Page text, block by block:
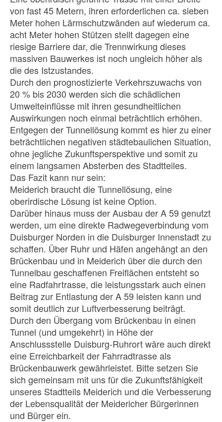
von fast 45 Metern, ihren erforderlichen ca. sieben
Meter hohen Lärmschutzwänden auf wiederum ca.
acht Meter hohen Stützen stellt dagegen eine
riesige Barriere dar, die Trennwirkung dieses
massiven Bauwerkes ist noch ungleich höher als
die des Istzustandes.
Durch den prognostizierte Verkehrszuwachs von
20 % bis 2030 werden sich die schädlichen
Umwelteinflüsse mit ihren gesundheitlichen
Auswirkungen noch einmal beträchtlich erhöhen.
Entgegen der Tunnellösung kommt es hier zu einer
beträchtlichen negativen städtebaulichen Situation,
ohne jegliche Zukunftsperspektive und somit zu
einem langsamen Absterben des Stadtteiles.
Das Fazit kann nur sein:
Meiderich braucht die Tunnellösung, eine
oberirdische Lösung ist keine Option.
Darüber hinaus muss der Ausbau der A 59 genutzt
werden, um eine direkte Radwegeverbindung vom
Duisburger Norden in die Duisburger Innenstadt zu
schaffen. Über Ruhr und Häfen angehängt an den
Brückenbau und in Meiderich über die durch den
Tunnelbau geschaffenen Freiflächen entsteht so
eine Radfahrtrasse, die leistungsstark auch einen
Beitrag zur Entlastung der A 59 leisten kann und
somit deutlich zur Luftverbesserung beiträgt.
Durch den Übergang vom Brückenbau in einen
Tunnel (und umgekehrt) in Höhe der
Anschlussstelle Duisburg-Ruhrort wäre auch direkt
eine Erreichbarkeit der Fahrradtrasse als
Brückenbauwerk gewährleistet. Bitte setzen Sie
sich gemeinsam mit uns für die Zukunftsfähigkeit
unseres Stadtteils Meiderich und die Verbesserung
der Lebensqualität der Meidericher Bürgerinnen
und Bürger ein.